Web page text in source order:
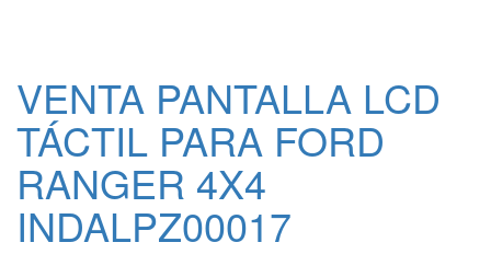
VENTA PANTALLA LCD
TÁCTIL PARA FORD
RANGER 4X4
INDALPZ00017